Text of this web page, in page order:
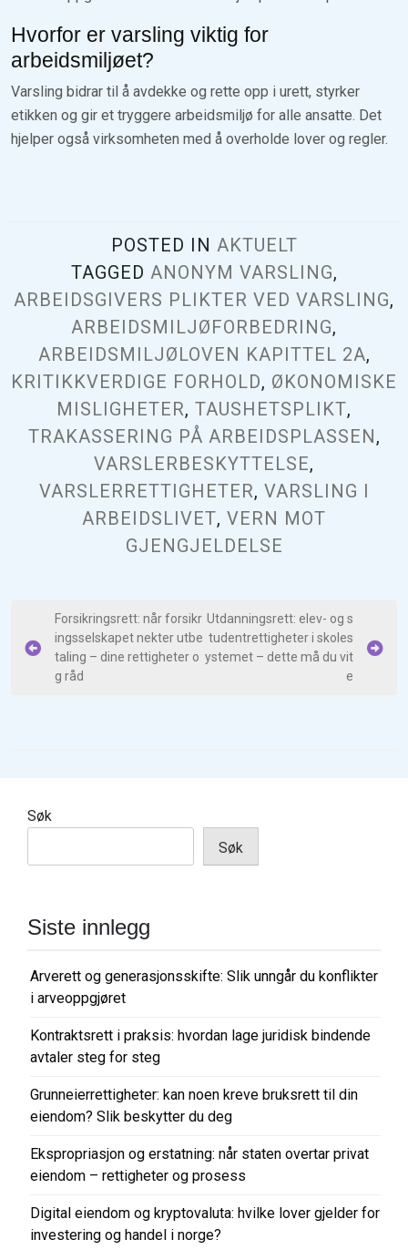
Hvorfor er varsling viktig for
arbeidsmiljøet?
Varsling bidrar til å avdekke og rette opp i urett, styrker
etikken og gir et tryggere arbeidsmiljø for alle ansatte. Det
hjelper også virksomheten med å overholde lover og regler.
POSTED IN AKTUELT
TAGGED ANONYM VARSLING,
ARBEIDSGIVERS PLIKTER VED VARSLING,
ARBEIDSMILJØFORBEDRING,
ARBEIDSMILJØLOVEN KAPITTEL 2A,
KRITIKKVERDIGE FORHOLD, ØKONOMISKE
MISLIGHETER, TAUSHETSPLIKT,
TRAKASSERING PÅ ARBEIDSPLASSEN,
VARSLERBESKYTTELSE,
VARSLERRETTIGHETER, VARSLING I
ARBEIDSLIVET, VERN MOT
GJENGJELDELSE
n
s
a
i
a
s
o
n
Forsikringsrett: når forsikr
ingsselskapet nekter utbe
taling – dine rettigheter o
g råd
Utdanningsrett: elev- og s
tudentrettigheter i skoles
ystemet – dette må du vit
e
Søk
Søk
Siste innlegg
Arverett og generasjonsskifte: Slik unngår du konflikter
i arveoppgjøret
Kontraktsrett i praksis: hvordan lage juridisk bindende
avtaler steg for steg
Grunneierrettigheter: kan noen kreve bruksrett til din
eiendom? Slik beskytter du deg
Ekspropriasjon og erstatning: når staten overtar privat
eiendom – rettigheter og prosess
Digital eiendom og kryptovaluta: hvilke lover gjelder for
investering og handel i norge?